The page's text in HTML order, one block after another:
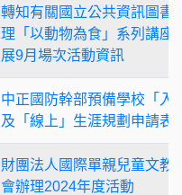
轉知有關國立公共資訊圖書
理「以動物為食」系列講座
展9月場次活動資訊
中正國防幹部預備學校「入
及「線上」生涯規劃申請表
財團法人國際單親兒童文教
會辦理2024年度活動